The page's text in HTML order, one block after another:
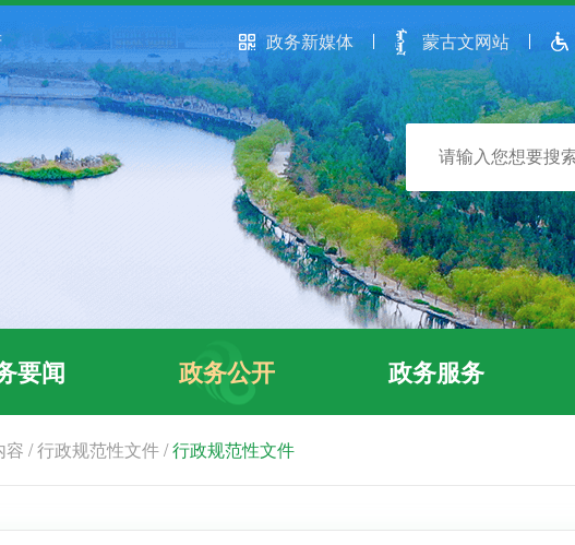
政务新媒体 蒙古文网站
要闻 政务公开 政务服务
容 /行政规范性文件/行政规范性文件